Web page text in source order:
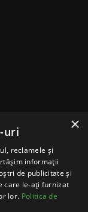
×
uri
reclamele și
informații
de publicitate și
care le-ați furnizat
lor. Politica de